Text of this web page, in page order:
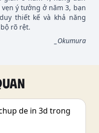
ý tưởng ở năm 3, bạn
thiết kế và khả năng
rõ rệt.
_Okumura